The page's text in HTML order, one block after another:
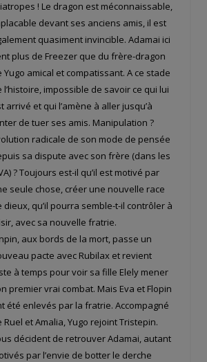
! Le dragon est méconnaissable,
devant ses anciens amis, il est
quasiment invincible. Adamai ici
plus de Freezer que du frère-dragon
Yugo amical et compatissant. A ce stade
l’histoire, impossible de savoir ce qui lui
arrivé et qui l’amène à aller jusqu’à
de tuer ses amis. Manipulation ?
radicale de son mode de pensée
sa dispute avec son frère (dans les
? Toujours est-il qu’il est motivé par
seule chose, créer une nouvelle race
dieux, qu’il pourra semble-t-il contrôler à
avec sa nouvelle fratrie.
aux bords de la mort, passe un
pacte avec Rubilax et revient
à temps pour voir sa fille Elely mener
premier vrai combat. Mais Eva et Flopin
été enlevés par la fratrie. Accompagné
Ruel et Amalia, Yugo rejoint Tristepin.
décident de retrouver Adamai, autant
par l’envie de botter le derche